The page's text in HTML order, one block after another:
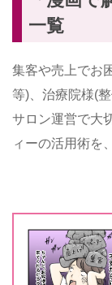
一覧
集客や売上でお
等)、治療院様(
サロン運営で大
ィーの活用術を